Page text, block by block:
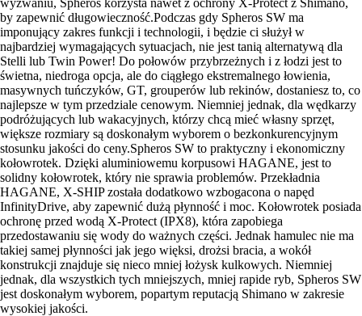
wyzwaniu, Spheros korzysta nawet z ochrony X-Protect z Shimano,
by zapewnić długowieczność.Podczas gdy Spheros SW ma
imponujący zakres funkcji i technologii, i będzie ci służył w
najbardziej wymagających sytuacjach, nie jest tanią alternatywą dla
Stelli lub Twin Power! Do połowów przybrzeżnych i z łodzi jest to
świetna, niedroga opcja, ale do ciągłego ekstremalnego łowienia,
masywnych tuńczyków, GT, grouperów lub rekinów, dostaniesz to, co
najlepsze w tym przedziale cenowym. Niemniej jednak, dla wędkarzy
podróżujących lub wakacyjnych, którzy chcą mieć własny sprzęt,
większe rozmiary są doskonałym wyborem o bezkonkurencyjnym
stosunku jakości do ceny.Spheros SW to praktyczny i ekonomiczny
kołowrotek. Dzięki aluminiowemu korpusowi HAGANE, jest to
solidny kołowrotek, który nie sprawia problemów. Przekładnia
HAGANE, X-SHIP została dodatkowo wzbogacona o napęd
InfinityDrive, aby zapewnić dużą płynność i moc. Kołowrotek posiada
ochronę przed wodą X-Protect (IPX8), która zapobiega
przedostawaniu się wody do ważnych części. Jednak hamulec nie ma
takiej samej płynności jak jego więksi, drożsi bracia, a wokół
konstrukcji znajduje się nieco mniej łożysk kulkowych. Niemniej
jednak, dla wszystkich tych mniejszych, mniej rapide ryb, Spheros SW
jest doskonałym wyborem, popartym reputacją Shimano w zakresie
wysokiej jakości.